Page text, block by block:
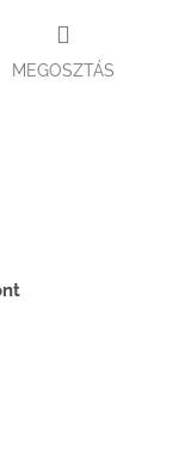
MEGOSZTÁS